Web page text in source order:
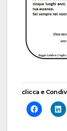
clicca e